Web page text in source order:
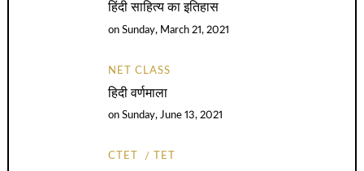
हिंदी साहित्य का इतिहास
onSunday, March 21, 2021
NET CLASS
हिदी वर्णमाला
onSunday, June 13, 2021
CTET TET